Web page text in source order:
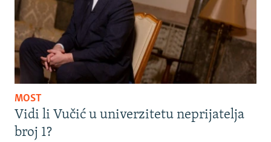
MOST
Vidi li Vučić u univerzitetu neprijatelja
broj 1?